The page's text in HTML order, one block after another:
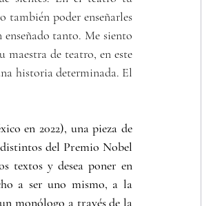
también poder enseñarles
tanto. Me siento
de teatro, en este
historia determinada. El
en 2022), una pieza de
del Premio Nobel
textos y desea poner en
a ser uno mismo, a la
monólogo a través de la